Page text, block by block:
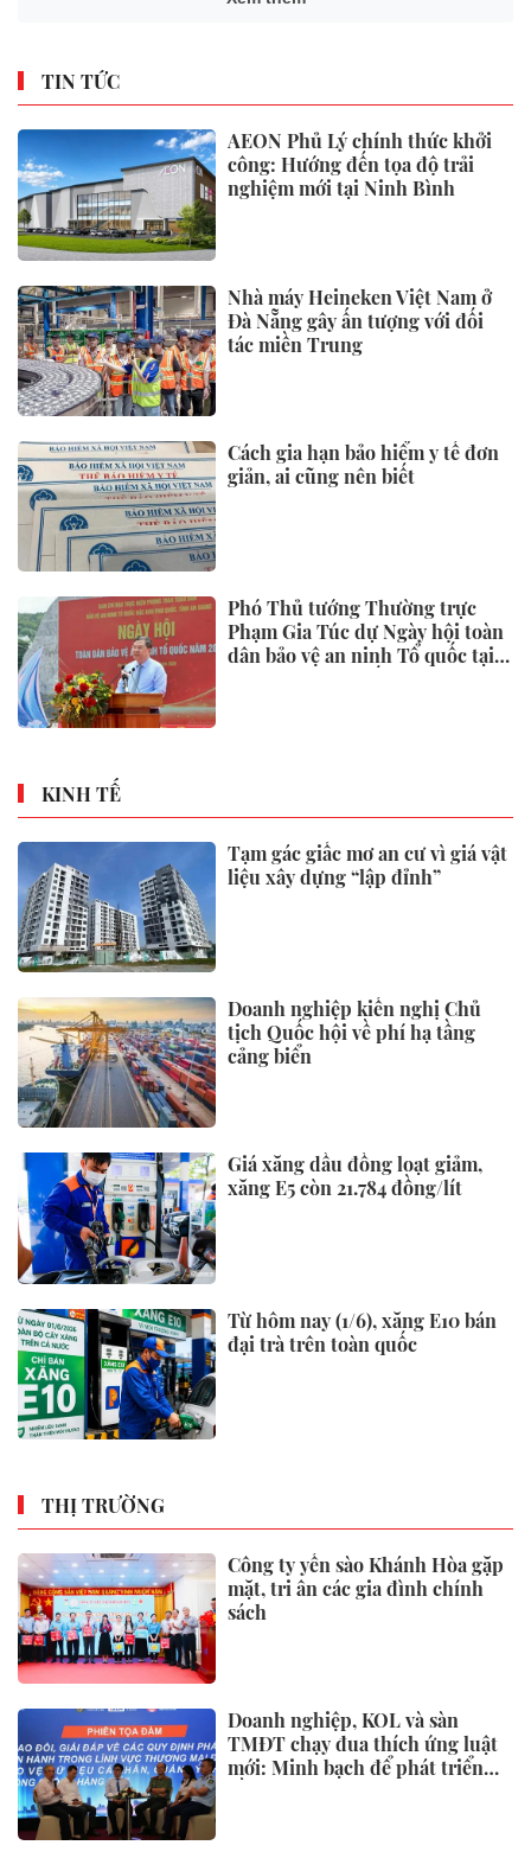
TIN TỨC
AEON Phủ Lý chính thức khởi
công: Hướng đến tọa độ trải
nghiệm mới tại Ninh Bình
Nhà máy Heineken Việt Nam ở
Đà Nẵng gây ấn tượng với đối
tác miền Trung
Cách gia hạn bảo hiểm y tế đơn
giản, ai cũng nên biết
Phó Thủ tướng Thường trực
Phạm Gia Túc dự Ngày hội toàn
dân bảo vệ an ninh Tổ quốc tại
KINH TẾ
Tạm gác giấc mơ an cư vì giá vật
liệu xây dựng “lập đỉnh”
Doanh nghiệp kiến nghị Chủ
tịch Quốc hội về phí hạ tầng
cảng biển
Giá xăng dầu đồng loạt giảm,
xăng E5 còn 21.784 đồng/lít
Từ hôm nay (1/6), xăng E10 bán
đại trà trên toàn quốc
THỊ TRƯỜNG
Công ty yến sào Khánh Hòa gặp
mặt, tri ân các gia đình chính
sách
Doanh nghiệp, KOL và sàn
TMĐT chạy đua thích ứng luật
mới: Minh bạch để phát triển